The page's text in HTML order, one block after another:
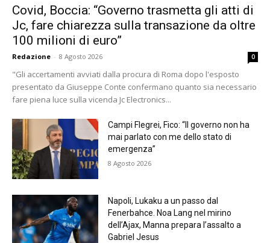
Covid, Boccia: “Governo trasmetta gli atti di
Jc, fare chiarezza sulla transazione da oltre
100 milioni di euro”
Redazione - 8 Agosto 2026 0
"Gli accertamenti avviati dalla procura di Roma dopo l'esposto
presentato da Giuseppe Conte confermano quanto sia necessario
fare piena luce sulla vicenda Jc Electronics...
Campi Flegrei, Fico: “Il governo non ha
mai parlato con me dello stato di
emergenza”
8 Agosto 2026
Napoli, Lukaku a un passo dal
Fenerbahce. Noa Lang nel mirino
dell’Ajax, Manna prepara l’assalto a
Gabriel Jesus